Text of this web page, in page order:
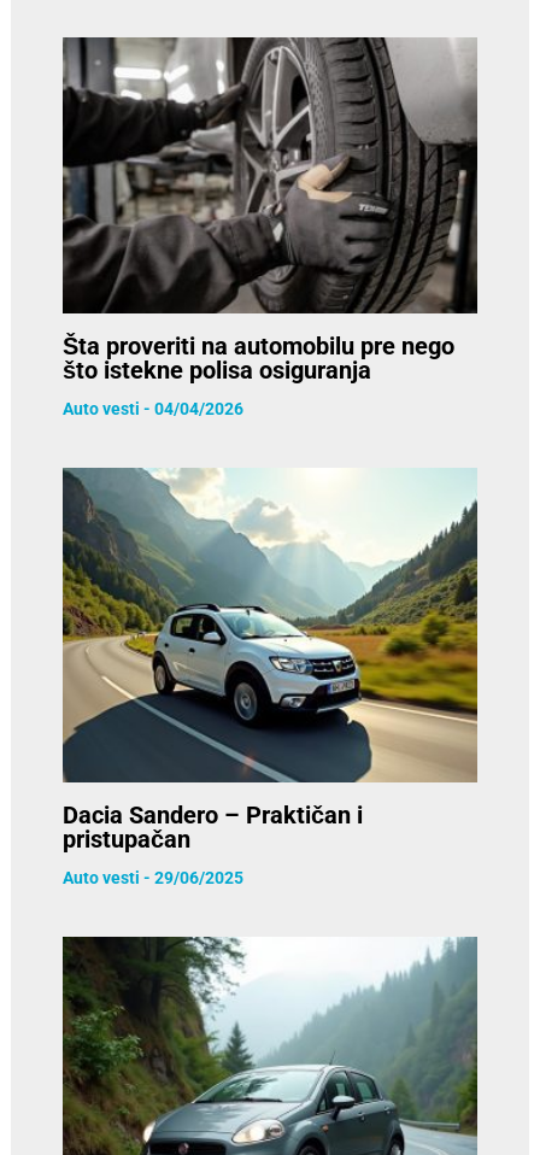
Šta proveriti na automobilu pre nego
što istekne polisa osiguranja
Auto vesti - 04/04/2026
Dacia Sandero – Praktičan i
pristupačan
Auto vesti - 29/06/2025